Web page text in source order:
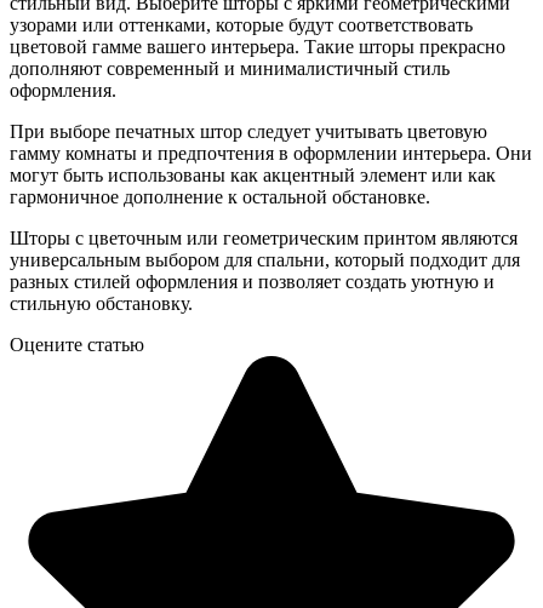
узорами или оттенками, которые будут соответствовать
цветовой гамме вашего интерьера. Такие шторы прекрасно
дополняют современный и минималистичный стиль
оформления.
При выборе печатных штор следует учитывать цветовую
гамму комнаты и предпочтения в оформлении интерьера. Они
могут быть использованы как акцентный элемент или как
гармоничное дополнение к остальной обстановке.
Шторы с цветочным или геометрическим принтом являются
универсальным выбором для спальни, который подходит для
разных стилей оформления и позволяет создать уютную и
стильную обстановку.
Оцените статью